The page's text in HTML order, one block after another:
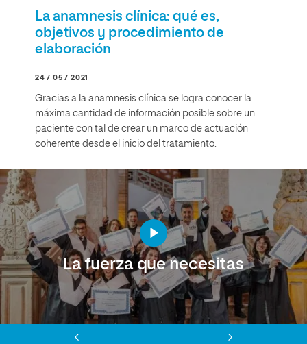
La anamnesis clínica: qué es,
objetivos y procedimiento de
elaboración
24 / 05 / 2021
Gracias a la anamnesis clínica se logra conocer la
máxima cantidad de información posible sobre un
paciente con tal de crear un marco de actuación
coherente desde el inicio del tratamiento.
La fuerza que necesitas